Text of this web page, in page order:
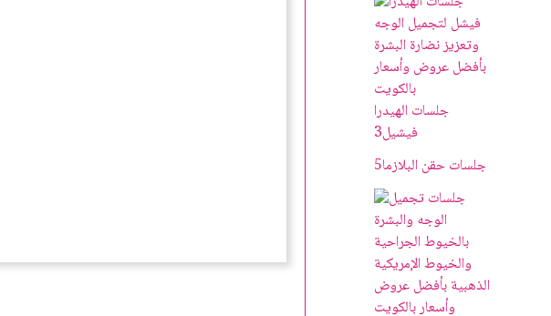
جلسات الهيدرا
فيشيل3
جلسات حقن البلازما5